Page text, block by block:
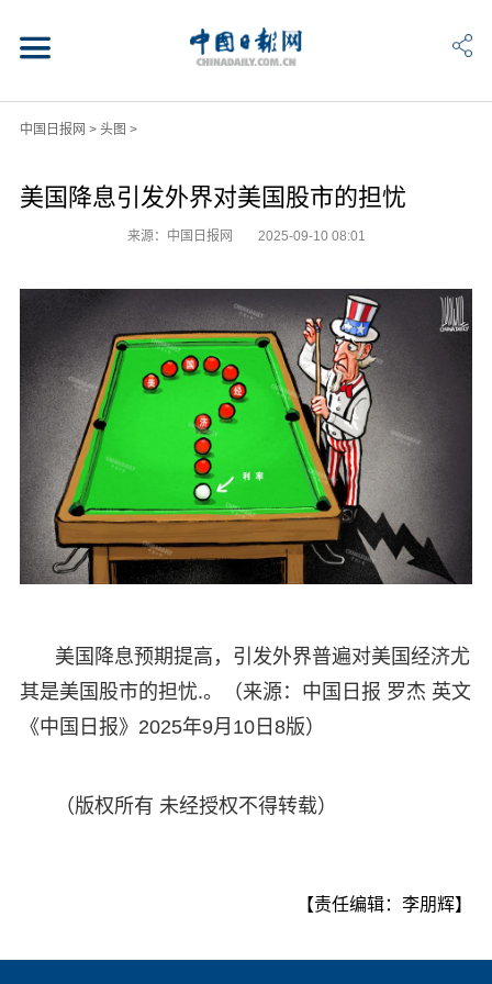
中国日报网 > 头图 >
美国降息引发外界对美国股市的担忧
来源：中国日报网 2025-09-10 08:01
美国降息预期提高，引发外界普遍对美国经济尤
其是美国股市的担忧.。（来源：中国日报 罗杰 英文
《中国日报》2025年9月10日8版）
（版权所有 未经授权不得转载）
【责任编辑：李朋辉】